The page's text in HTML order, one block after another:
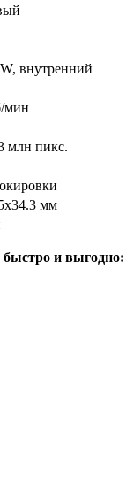
внутренний
мин
млн пикс.
мм
и выгодно: